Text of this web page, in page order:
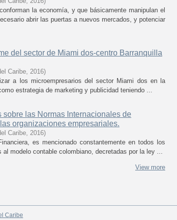
la economía, y que básicamente manipulan el
abrir las puertas a nuevos mercados, y potenciar
del sector de Miami dos-centro Barranquilla
Caribe, 2016)
a los microempresarios del sector Miami dos en la
estrategia de marketing y publicidad teniendo ...
las Normas Internacionales de
organizaciones empresariales.
Caribe, 2016)
es mencionado constantemente en todos los
modelo contable colombiano, decretadas por la ley ...
View more
Caribe